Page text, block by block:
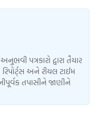
પત્રકારો દ્વારા તૈયાર
અને રીયલ ટાઈમ
તપાસીને જાણીને